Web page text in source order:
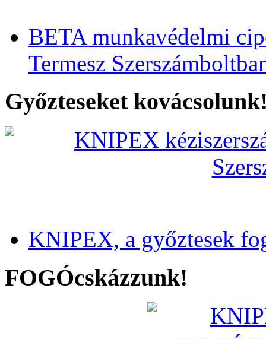
BETA munkavédelmi
Termesz
Győzteseket
KNIPEX, a győztesek
FOGÓcskázzunk!